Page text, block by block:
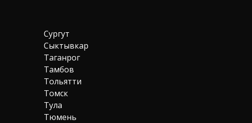
Сургут
Сыктывкар
Таганрог
Тамбов
Тольятти
Томск
Тула
Тюмень